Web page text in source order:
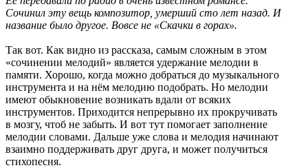
Сочинил эту вещь композитор, умерший сто лет назад. И
название было другое. Вовсе не «Скачки в горах».
Так вот. Как видно из рассказа, самым сложным в этом
«сочинении мелодий» является удержание мелодии в
памяти. Хорошо, когда можно добраться до музыкального
инструмента и на нём мелодию подобрать. Но мелодии
имеют обыкновение возникать вдали от всяких
инструментов. Приходится непрерывно их прокручивать
в мозгу, чтоб не забыть. И вот тут помогает заполнение
мелодии словами. Дальше уже слова и мелодия начинают
взаимно поддерживать друг друга, и может получиться
стихопесня.